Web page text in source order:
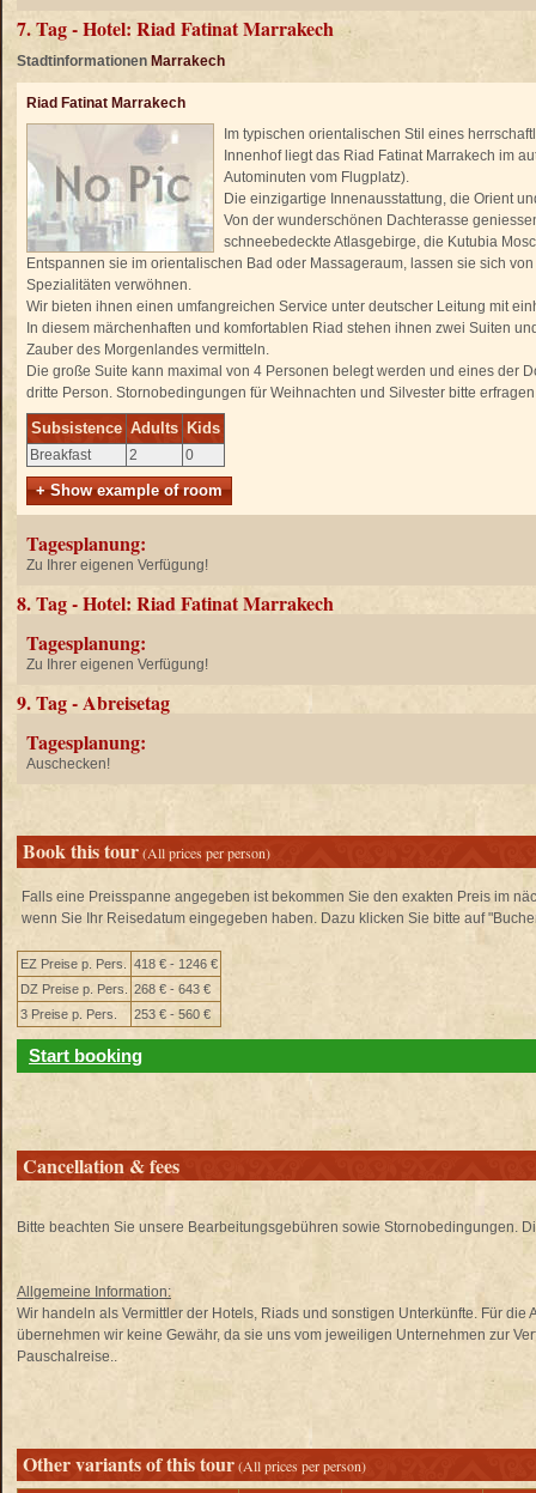
7. Tag - Hotel: Riad Fatinat Marrakech
Stadtinformationen Marrakech
Riad Fatinat Marrakech
Im typischen orientalischen Stil eines
Innenhof liegt das Riad Fatinat Marrakech im
Autominuten vom Flugplatz).
Die einzigartige Innenausstattung, die Orient
Von der wunderschönen Dachterasse
schneebedeckte Atlasgebirge, die Kutubia
Entspannen sie im orientalischen Bad oder Massageraum, lassen sie sich
Spezialitäten verwöhnen.
Wir bieten ihnen einen umfangreichen Service unter deutscher Leitung mit
In diesem märchenhaften und komfortablen Riad stehen ihnen zwei Suiten
Zauber des Morgenlandes vermitteln.
Die große Suite kann maximal von 4 Personen belegt werden und eines der
dritte Person. Stornobedingungen für Weihnachten und Silvester bitte
Subsistence Adults Kids
Breakfast 2 0
+ Show example of room
Tagesplanung:
Zu Ihrer eigenen Verfügung!
8. Tag - Hotel: Riad Fatinat Marrakech
Tagesplanung:
Zu Ihrer eigenen Verfügung!
9. Tag - Abreisetag
Tagesplanung:
Auschecken!
Book this tour(All prices per person)
Falls eine Preisspanne angegeben ist bekommen Sie den exakten Preis im
wenn Sie Ihr Reisedatum eingegeben haben. Dazu klicken Sie bitte auf
EZ Preise p. Pers.
418 € - 1246 €
DZ Preise p. Pers.
268 € - 643 €
3 Preise p. Pers.
253 € - 560 €
Start booking
Cancellation & fees
Bitte beachten Sie unsere Bearbeitungsgebühren sowie Stornobedingungen.
Allgemeine Information:
Wir handeln als Vermittler der Hotels, Riads und sonstigen Unterkünfte. Für
übernehmen wir keine Gewähr, da sie uns vom jeweiligen Unternehmen zur
Pauschalreise..
Other variants of this tour(All prices per person)